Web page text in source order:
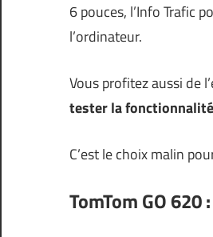
6 pouces, l’Info Trafic
l’ordinateur.
Vous profitez aussi de
tester la
C’est le choix malin
TomTom GO